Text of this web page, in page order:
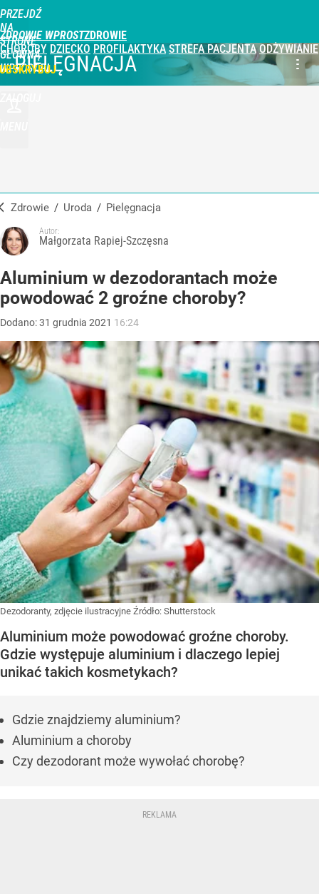
PRZEJDŹ
NA
STRONĘ
GŁÓWNĄ
WPROST.PL
ZDROWIE WPROST
CHOROBY DZIECKO PROFILAKTYKA STREFA PACJENTA ODŻYWIANIE
PIELĘGNACJA
Zdrowie / Uroda / Pielęgnacja
Autor:
Małgorzata Rapiej-Szczęsna
Aluminium w dezodorantach może
powodować 2 groźne choroby?
Dodano:31 grudnia 2021 16:24
Dezodoranty, zdjęcie ilustracyjne Źródło: Shutterstock
Aluminium może powodować groźne choroby.
Gdzie występuje aluminium i dlaczego lepiej
unikać takich kosmetykach?
Gdzie znajdziemy aluminium?
Aluminium a choroby
Czy dezodorant może wywołać chorobę?